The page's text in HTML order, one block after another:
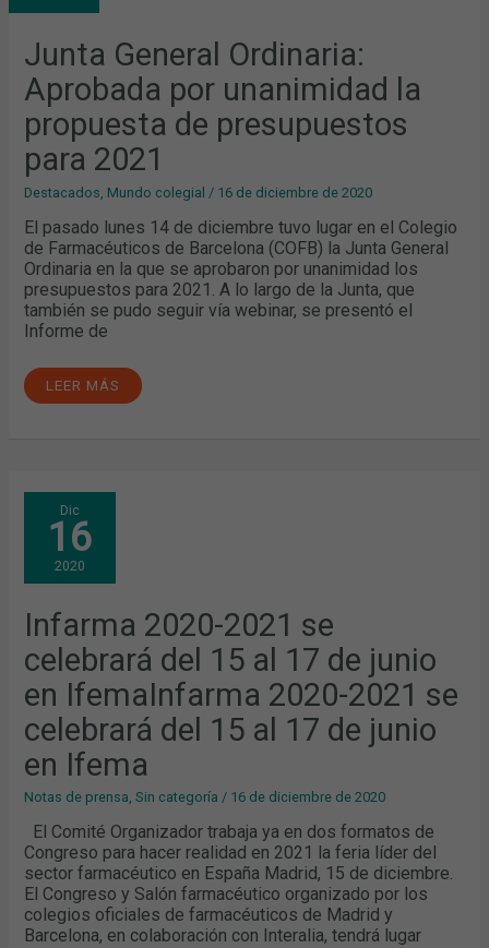
Junta General Ordinaria:
Aprobada por unanimidad la
propuesta de presupuestos
para 2021
Destacados Mundo colegial / 16 de diciembre de 2020
El pasado lunes 14 de diciembre tuvo lugar en el Colegio
de Farmacéuticos de Barcelona (COFB) la Junta General
Ordinaria en la que se aprobaron por unanimidad los
presupuestos para 2021. A lo largo de la Junta, que
también se pudo seguir vía webinar, se presentó el
Informe de
LA
PRESUPUESTOS
PARA
2021
LEER MÁS
Dic
16
2020
Infarma 2020-2021 se
celebrará del 15 al 17 de junio
en IfemaInfarma 2020-2021 se
celebrará del 15 al 17 de junio
en Ifema
Notas de prensa,Sin categoría / 16 de diciembre de 2020
El Comité Organizador trabaja ya en dos formatos de
Congreso para hacer realidad en 2021 la feria líder del
sector farmacéutico en España Madrid, 15 de diciembre.
El Congreso y Salón farmacéutico organizado por los
colegios oficiales de farmacéuticos de Madrid y
Barcelona, ​​en colaboración con Interalia, tendrá lugar
INFARMA
2020-
2021
CELEBRARÁ
DEL
15
17
DE
JUNIO
EN
IFEMAINFARMA
2020-
2021
SE
CELEBRARÁ
DEL
AL
17
DE
JUNIO
EN
IFEMA